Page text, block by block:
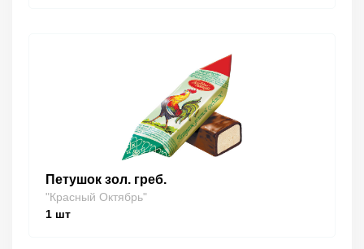
Петушок зол. греб.
"Красный Октябрь"
1 шт